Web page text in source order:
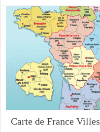
Carte de France Villes